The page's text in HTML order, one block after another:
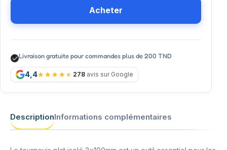
Acheter
Livraison gratuite pour commandes plus de 200 TND
4,4 278 avis sur Google
DescriptionInformations complémentaires